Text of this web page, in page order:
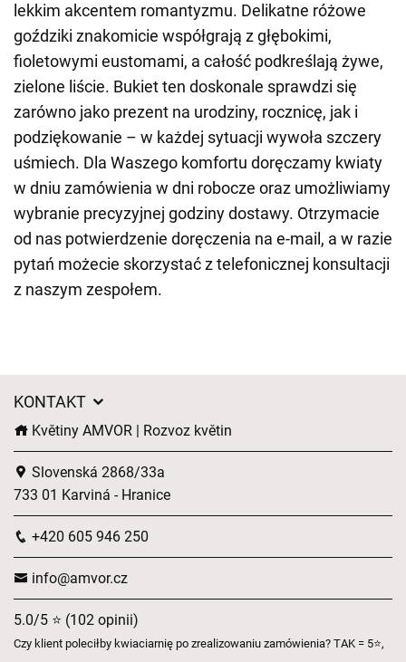
lekkim akcentem romantyzmu. Delikatne różowe
goździki znakomicie współgrają z głębokimi,
fioletowymi eustomami, a całość podkreślają żywe,
zielone liście. Bukiet ten doskonale sprawdzi się
zarówno jako prezent na urodziny, rocznicę, jak i
podziękowanie – w każdej sytuacji wywoła szczery
uśmiech. Dla Waszego komfortu doręczamy kwiaty
w dniu zamówienia w dni robocze oraz umożliwiamy
wybranie precyzyjnej godziny dostawy. Otrzymacie
od nas potwierdzenie doręczenia na e-mail, a w razie
pytań możecie skorzystać z telefonicznej konsultacji
z naszym zespołem.
KONTAKT
Květiny AMVOR | Rozvoz květin
Slovenská 2868/33a
733 01 Karviná - Hranice
+420 605 946 250
info@amvor.cz
5.0/5 ⭐ (102 opinii)
Czy klient poleciłby kwiaciarnię po zrealizowaniu zamówienia? TAK = 5⭐,